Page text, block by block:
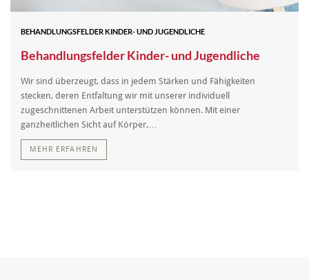
BEHANDLUNGSFELDER KINDER- UND JUGENDLICHE
Behandlungsfelder Kinder- und Jugendliche
Wir sind überzeugt, dass in jedem Stärken und Fähigkeiten
stecken, deren Entfaltung wir mit unserer individuell
zugeschnittenen Arbeit unterstützen können. Mit einer
ganzheitlichen Sicht auf Körper,…
MEHR ERFAHREN